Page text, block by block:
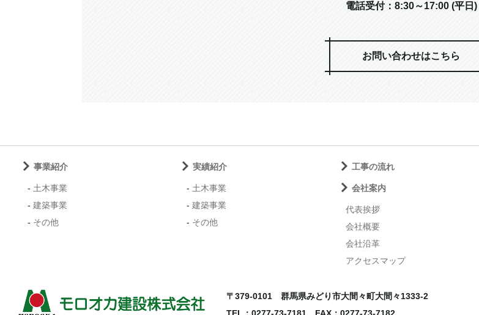
電話受付：8:30～17:00 (平日)
お問い合わせはこちら
事業紹介
- 土木事業
- 建築事業
- その他
実績紹介
- 土木事業
- 建築事業
- その他
工事の流れ
会社案内
代表挨拶
会社概要
会社沿革
アクセスマップ
〒379-0101 群馬県みどり市大間々町大間々1333-2